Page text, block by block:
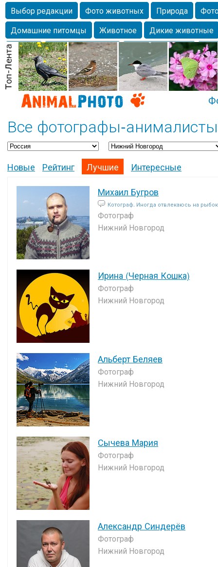
Выбор редакции Фото животных Природа
Домашние питомцы
Животное
Дикие животные
Собаки
Alexanderandronik Млекопитающие
Морда
Собачка Осень Портрет
Домашние
Насекомое
Коты Lebert Дикие птицы Утка
Все фотографы-
Новые Рейтинг Лучшие
Интересные
Михаил Бугров
Котограф. Иногда отвлекаюсь на
Фотограф
Нижний Новгород
Ирина (Черная Кошка)
Фотограф
Нижний Новгород
Альберт Беляев
Фотограф
Нижний Новгород
Сычева Мария
Фотограф
Нижний Новгород
Александр Синдерёв
Фотограф
Нижний Новгород